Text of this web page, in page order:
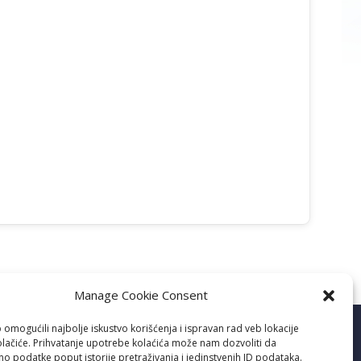
Manage Cookie Consent
omogućili najbolje iskustvo korišćenja i ispravan rad veb lokacije
Prihvatanje upotrebe kolaćića može nam dozvoliti da
podatke poput istorije pretraživanja i jedinstvenih ID podataka.
RAČUN
205-0000000244062-58
DRUŠTVENE MREŽE